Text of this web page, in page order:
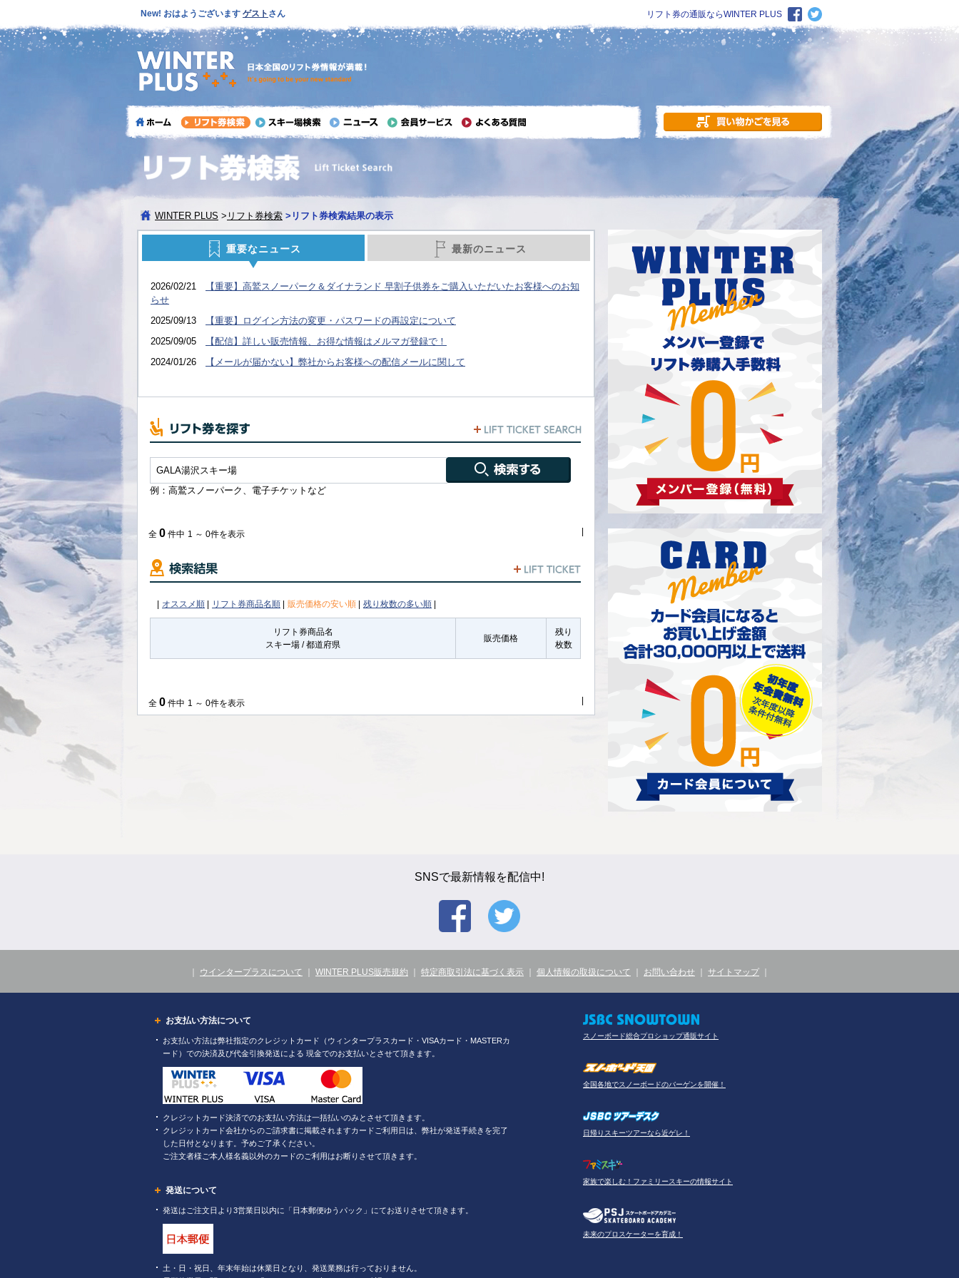
New! おはようございます ゲスト さん リフト券の通販ならWINTER PLUS
WINTER PLUS > リフト券検索 > リフト券検索結果の表示
重要なニュース 最新のニュース
2026/02/21
【重要】高鷲スノーパーク＆ダイナランド 早割子供券をご購入いただいたお客様へのお知
らせ
2025/09/13
【重要】ログイン方法の変更・パスワードの再設定について
2025/09/05
【配信】詳しい販売情報、お得な情報はメルマガ登録で！
2024/01/26
【メールが届かない】弊社からお客様への配信メールに関して
例：高鷲スノーパーク、電子チケットなど
全 0 件中 1 ～ 0件を表示
オススメ順 リフト券商品名順 販売価格の安い順 残り枚数の多い順
リフト券商品名
スキー場 / 都道府県
販売価格
残り
枚数
全 0 件中 1 ～ 0件を表示
SNSで最新情報を配信中!
ウインタープラスについて WINTER PLUS販売規約 特定商取引法に基づく表示 個人情報の取扱について お問い合わせ サイトマップ
スノーボード総合プロショップ通販サイト
全国各地でスノーボードのバーゲンを開催！
日帰りスキーツアーなら近ゲレ！
家族で楽しむ！ファミリースキーの情報サイト
未来のプロスケーターを育成！
お支払い方法について
お支払い方法は弊社指定のクレジットカード（ウィンタープラスカード・VISAカード・MASTERカ
ード）での決済及び代金引換発送による 現金でのお支払いとさせて頂きます。
クレジットカード決済でのお支払い方法は一括払いのみとさせて頂きます。
クレジットカード会社からのご請求書に掲載されますカードご利用日は、弊社が発送手続きを完了
した日付となります。予めご了承ください。
ご注文者様ご本人様名義以外のカードのご利用はお断りさせて頂きます。
発送について
発送はご注文日より3営業日以内に「日本郵便ゆうパック」にてお送りさせて頂きます。
土・日・祝日、年末年始は休業日となり、発送業務は行っておりません。